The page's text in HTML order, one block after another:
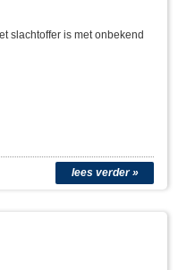
slachtoffer is met onbekend
lees verder »